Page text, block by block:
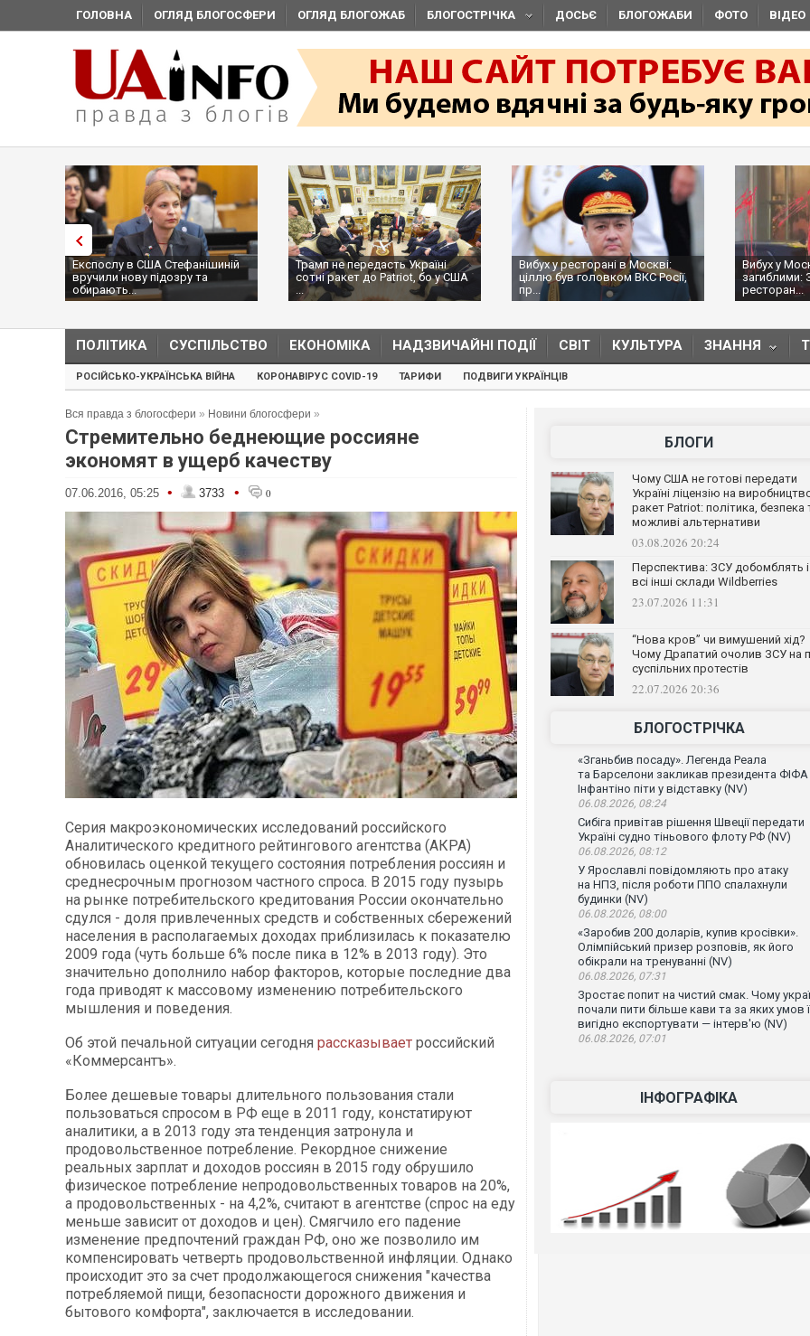
ГОЛОВНА ОГЛЯД БЛОГОСФЕРИ ОГЛЯД БЛОГОЖАБ БЛОГОСТРІЧКА ДОСЬЄ БЛОГОЖАБИ ФОТО ВІДЕО
Експослу в США Стефанішиній
вручили нову підозру та
обирають...
Трамп не передасть Україні
сотні ракет до Patriot, бо у США
...
Вибух у ресторані в Москві:
ціллю був головком ВКС Росії,
пр...
Вибух у
загиблими:
ресторан...
ПОЛІТИКА СУСПІЛЬСТВО ЕКОНОМІКА НАДЗВИЧАЙНІ ПОДІЇ СВІТ КУЛЬТУРА ЗНАННЯ
РОСІЙСЬКО-УКРАЇНСЬКА ВІЙНА КОРОНАВІРУС COVID-19 ТАРИФИ ПОДВИГИ УКРАЇНЦІВ
Вся правда з блогосфери » Новини блогосфери »
Стремительно беднеющие россияне
экономят в ущерб качеству
07.06.2016, 05:25 • 3733 • 0
Серия макроэкономических исследований российского
Аналитического кредитного рейтингового агентства (АКРА)
обновилась оценкой текущего состояния потребления россиян и
среднесрочным прогнозом частного спроса. В 2015 году пузырь
на рынке потребительского кредитования России окончательно
сдулся - доля привлеченных средств и собственных сбережений
населения в располагаемых доходах приблизилась к показателю
2009 года (чуть больше 6% после пика в 12% в 2013 году). Это
значительно дополнило набор факторов, которые последние два
года приводят к массовому изменению потребительского
мышления и поведения.
Об этой печальной ситуации сегодня рассказывает российский
«Коммерсантъ».
Более дешевые товары длительного пользования стали
пользоваться спросом в РФ еще в 2011 году, констатируют
аналитики, а в 2013 году эта тенденция затронула и
продовольственное потребление. Рекордное снижение
реальных зарплат и доходов россиян в 2015 году обрушило
физическое потребление непродовольственных товаров на 20%,
а продовольственных - на 4,2%, считают в агентстве (спрос на еду
меньше зависит от доходов и цен). Смягчило его падение
изменение предпочтений граждан РФ, оно же позволило им
компенсировать четверть продовольственной инфляции. Однако
происходит это за счет продолжающегося снижения "качества
потребляемой пищи, безопасности дорожного движения и
бытового комфорта", заключается в исследовании.
БЛОГИ
Чому США не готові передати
Україні ліцензію на
ракет Patriot: політика, безпека
можливі альтернативи
03.08.2026 20:24
Перспектива: ЗСУ добомблять і
всі інші склади Wildberries
23.07.2026 11:31
“Нова кров” чи вимушений хід?
Чому Драпатий очолив ЗСУ на
суспільних протестів
22.07.2026 20:36
БЛОГОСТРІЧКА
«Зганьбив посаду». Легенда Реала
та Барселони закликав президента ФІФА
Інфантіно піти у відставку (NV)
06.08.2026, 08:24
Сибіга привітав рішення Швеції передати
Україні судно тіньового флоту РФ (NV)
06.08.2026, 08:12
У Ярославлі повідомляють про атаку
на НПЗ, після роботи ППО спалахнули
будинки (NV)
06.08.2026, 08:00
«Заробив 200 доларів, купив кросівки».
Олімпійський призер розповів, як його
обікрали на тренуванні (NV)
06.08.2026, 07:31
Зростає попит на чистий смак. Чому
почали пити більше кави та за яких умов
вигідно експортувати — інтерв'ю (NV)
06.08.2026, 07:01
ІНФОГРАФІКА